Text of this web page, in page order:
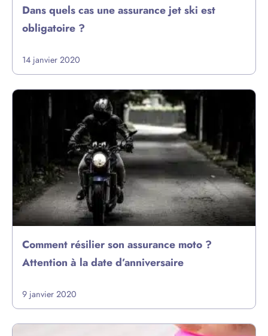
Dans quels cas une assurance jet ski est
obligatoire ?
14 janvier 2020
Comment résilier son assurance moto ?
Attention à la date d’anniversaire
9 janvier 2020